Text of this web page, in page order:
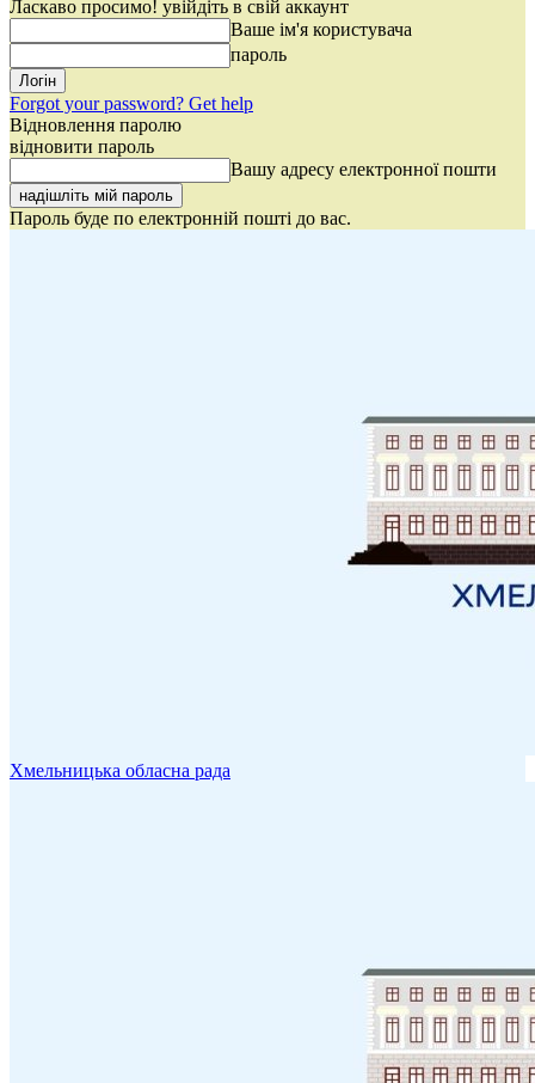
Ласкаво просимо! увійдіть в свій аккаунт
Ваше ім'я користувача
пароль
Forgot your password? Get help
Відновлення паролю
відновити пароль
Вашу адресу електронної пошти
Пароль буде по електронній пошті до вас.
Хмельницька обласна рада